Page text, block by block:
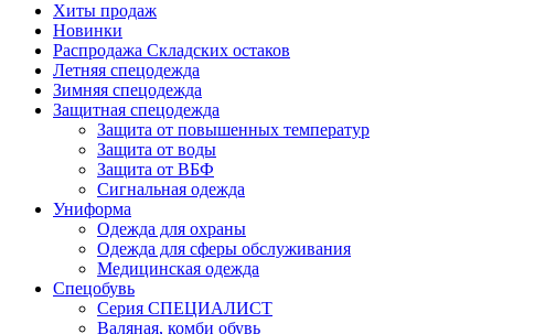
Хиты продаж
Новинки
Распродажа Складских остаков
Летняя спецодежда
Зимняя спецодежда
Защитная спецодежда
Защита от повышенных температур
Защита от воды
Защита от ВБФ
Сигнальная одежда
Униформа
Одежда для охраны
Одежда для сферы обслуживания
Медицинская одежда
Спецобувь
Серия СПЕЦИАЛИСТ
Валяная, комби обувь